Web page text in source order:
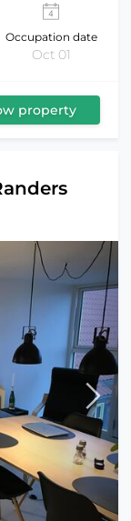
Occupation date
Oct 01
property